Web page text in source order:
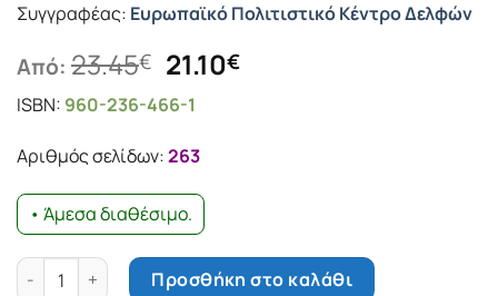
Συγγραφέας: Ευρωπαϊκό Πολιτιστικό Κέντρο Δελφών
Από: 23.45€ Original
price
was:
23.45€.
21.10€Η
ISBN: 960-236-466-1
Αριθμός σελίδων:263
• Άμεσα διαθέσιμο.
Ενότητα και ενότητες της αρχαιότητας ποσότητα
Προσθήκη στο καλάθι